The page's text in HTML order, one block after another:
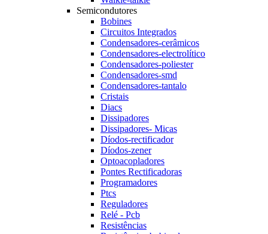
Semicondutores
Bobines
Circuitos Integrados
Condensadores-cerâmicos
Condensadores-electrolítico
Condensadores-poliester
Condensadores-smd
Condensadores-tantalo
Cristais
Diacs
Dissipadores
Dissipadores- Micas
Díodos-rectificador
Díodos-zener
Optoacopladores
Pontes Rectificadoras
Programadores
Ptcs
Reguladores
Relé - Pcb
Resistências